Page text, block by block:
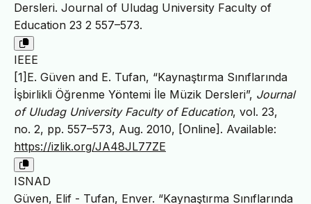
Dersleri. Journal of Uludag University Faculty of
Education 23 2 557–573.
IEEE
[1]E. Güven and E. Tufan, “Kaynaştırma Sınıflarında
İşbirlikli Öğrenme Yöntemi İle Müzik Dersleri”, Journal
of Uludag University Faculty of Education, vol. 23,
no. 2, pp. 557–573, Aug. 2010, [Online]. Available:
https://izlik.org/JA48JL77ZE
ISNAD
Güven, Elif - Tufan, Enver. “Kaynaştırma Sınıflarında